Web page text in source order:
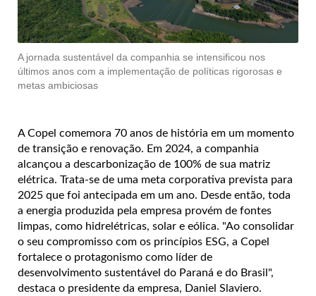
A jornada sustentável da companhia se intensificou nos
últimos anos com a implementação de políticas rigorosas e
metas ambiciosas
A Copel comemora 70 anos de história em um momento
de transição e renovação. Em 2024, a companhia
alcançou a descarbonização de 100% de sua matriz
elétrica. Trata-se de uma meta corporativa prevista para
2025 que foi antecipada em um ano. Desde então, toda
a energia produzida pela empresa provém de fontes
limpas, como hidrelétricas, solar e eólica. "Ao consolidar
o seu compromisso com os princípios ESG, a Copel
fortalece o protagonismo como líder de
desenvolvimento sustentável do Paraná e do Brasil",
destaca o presidente da empresa, Daniel Slaviero.